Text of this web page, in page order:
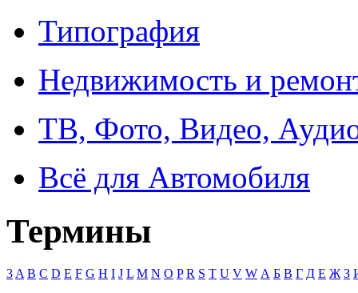
Типография
Недвижимость и
ТВ, Фото, Видео,
Всё для Автомобиля
Термины
3 A B C D E F G H I J L M N O P R S T U V W А Б В Г Д Е Ж З